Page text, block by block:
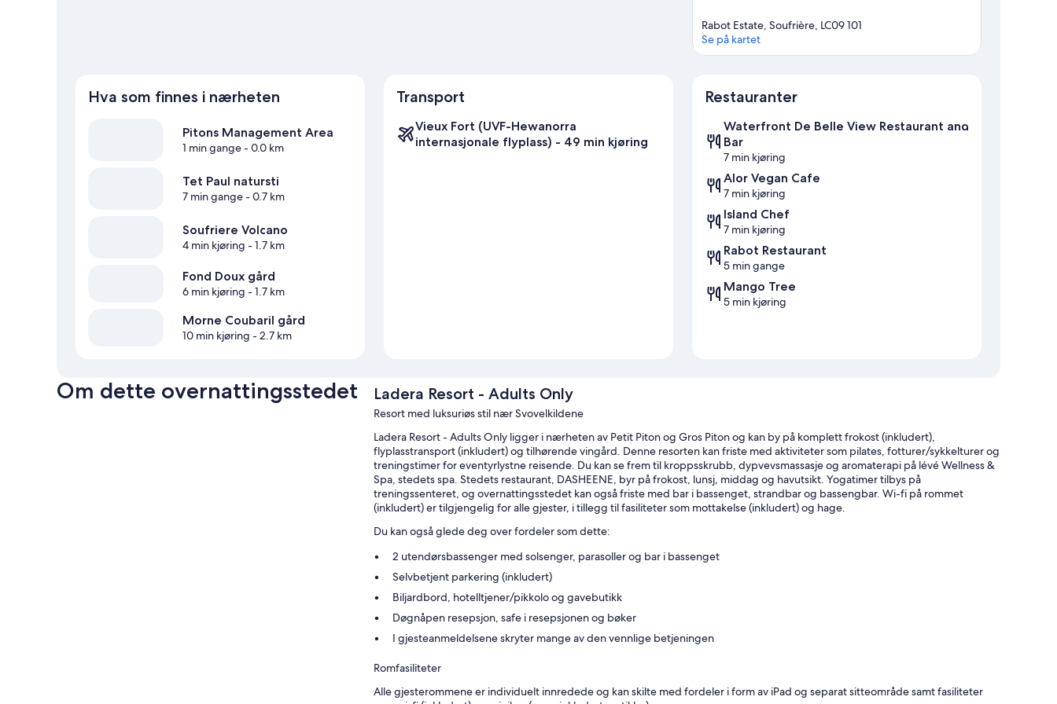
Rabot Estate, Soufrière, LC09 101
Se på kartet
Hva som finnes i nærheten
Pitons Management Area
1 min gange- 0.0 km
Tet Paul natursti
7 min gange- 0.7 km
Soufriere Volcano
4 min kjøring - 1.7 km
Fond Doux gård
6 min kjøring - 1.7 km
Morne Coubaril gård
10 min kjøring - 2.7 km
Transport
Vieux Fort (UVF-Hewanorra
internasjonale flyplass) - 49 min kjøring
Restauranter
Waterfront De Belle View Restaurant and
Bar
7 min kjøring
Alor Vegan Cafe
7 min kjøring
Island Chef
7 min kjøring
Rabot Restaurant
5 min gange
Mango Tree
5 min kjøring
Om dette overnattingsstedet Ladera Resort - Adults Only
Resort med luksuriøs stil nær Svovelkildene
Ladera Resort - Adults Only ligger i nærheten av Petit Piton og Gros Piton og kan by på komplett frokost (inkludert),
flyplasstransport (inkludert) og tilhørende vingård. Denne resorten kan friste med aktiviteter som pilates, fotturer/sykkelturer og
treningstimer for eventyrlystne reisende. Du kan se frem til kroppsskrubb, dypvevsmassasje og aromaterapi på lévé Wellness &
Spa, stedets spa. Stedets restaurant, DASHEENE, byr på frokost, lunsj, middag og havutsikt. Yogatimer tilbys på
treningssenteret, og overnattingsstedet kan også friste med bar i bassenget, strandbar og bassengbar. Wi-fi på rommet
(inkludert) er tilgjengelig for alle gjester, i tillegg til fasiliteter som mottakelse (inkludert) og hage.
Du kan også glede deg over fordeler som dette:
2 utendørsbassenger med solsenger, parasoller og bar i bassenget
Selvbetjent parkering (inkludert)
Biljardbord, hotelltjener/pikkolo og gavebutikk
Døgnåpen resepsjon, safe i resepsjonen og bøker
I gjesteanmeldelsene skryter mange av den vennlige betjeningen
Romfasiliteter
Alle gjesterommene er individuelt innredede og kan skilte med fordeler i form av iPad og separat sitteområde samt fasiliteter